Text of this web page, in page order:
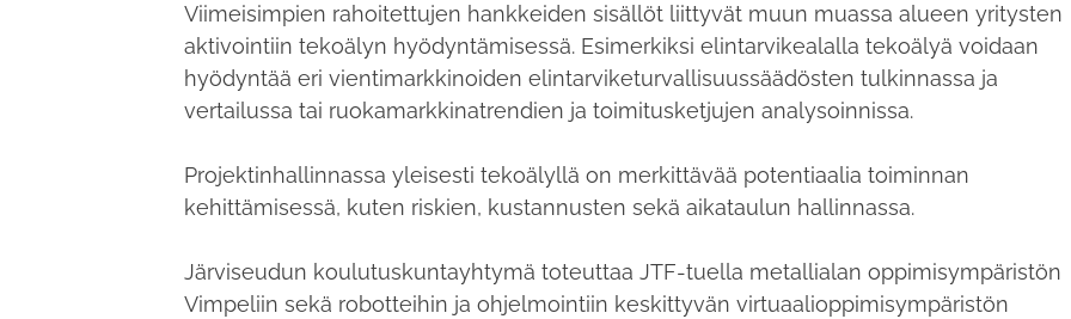
Viimeisimpien rahoitettujen hankkeiden sisällöt liittyvät muun muassa alueen yritysten
aktivointiin tekoälyn hyödyntämisessä. Esimerkiksi elintarvikealalla tekoälyä voidaan
hyödyntää eri vientimarkkinoiden elintarviketurvallisuussäädösten tulkinnassa ja
vertailussa tai ruokamarkkinatrendien ja toimitusketjujen analysoinnissa.
Projektinhallinnassa yleisesti tekoälyllä on merkittävää potentiaalia toiminnan
kehittämisessä, kuten riskien, kustannusten sekä aikataulun hallinnassa.
Järviseudun koulutuskuntayhtymä toteuttaa JTF-tuella metallialan oppimisympäristön
Vimpeliin sekä robotteihin ja ohjelmointiin keskittyvän virtuaalioppimisympäristön